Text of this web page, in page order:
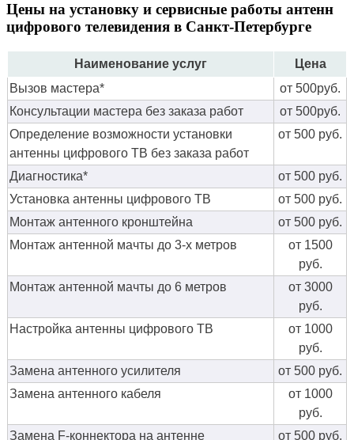
Цены на установку и сервисные работы антенн
цифрового телевидения в Санкт-Петербурге
Наименование услуг
Цена
Вызов мастера*
от 500руб.
Консультации мастера без заказа работ
от 500руб.
Определение возможности установки
антенны цифрового ТВ без заказа работ
от 500 руб.
Диагностика*
от 500 руб.
Установка антенны цифрового ТВ
от 500 руб.
Монтаж антенного кронштейна
от 500 руб.
Монтаж антенной мачты до 3-х метров
от 1500
руб.
Монтаж антенной мачты до 6 метров
от 3000
руб.
Настройка антенны цифрового ТВ
от 1000
руб.
Замена антенного усилителя
от 500 руб.
Замена антенного кабеля
от 1000
руб.
Замена F-коннектора на антенне
от 500 руб.